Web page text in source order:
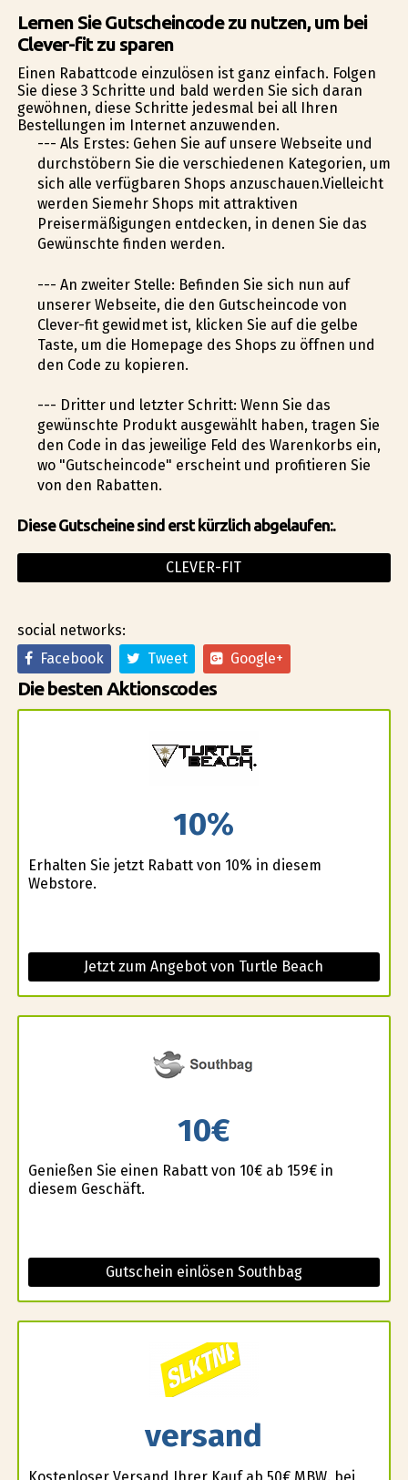
Lernen Sie Gutscheincode zu nutzen, um bei
Clever-fit zu sparen
Einen Rabattcode einzulösen ist ganz einfach. Folgen
Sie diese 3 Schritte und bald werden Sie sich daran
gewöhnen, diese Schritte jedesmal bei all Ihren
Bestellungen im Internet anzuwenden.
--- Als Erstes: Gehen Sie auf unsere Webseite und
durchstöbern Sie die verschiedenen Kategorien, um
sich alle verfügbaren Shops anzuschauen.Vielleicht
werden Siemehr Shops mit attraktiven
Preisermäßigungen entdecken, in denen Sie das
Gewünschte finden werden.
--- An zweiter Stelle: Befinden Sie sich nun auf
unserer Webseite, die den Gutscheincode von
Clever-fit gewidmet ist, klicken Sie auf die gelbe
Taste, um die Homepage des Shops zu öffnen und
den Code zu kopieren.
--- Dritter und letzter Schritt: Wenn Sie das
gewünschte Produkt ausgewählt haben, tragen Sie
den Code in das jeweilige Feld des Warenkorbs ein,
wo "Gutscheincode" erscheint und profitieren Sie
von den Rabatten.
Diese Gutscheine sind erst kürzlich abgelaufen:.
CLEVER-FIT
social networks:
Facebook
Tweet Google+
Die besten Aktionscodes
10%
Erhalten Sie jetzt Rabatt von 10% in diesem
Webstore.
Jetzt zum Angebot von Turtle Beach
10€
Genießen Sie einen Rabatt von 10€ ab 159€ in
diesem Geschäft.
Gutschein einlösen Southbag
versand